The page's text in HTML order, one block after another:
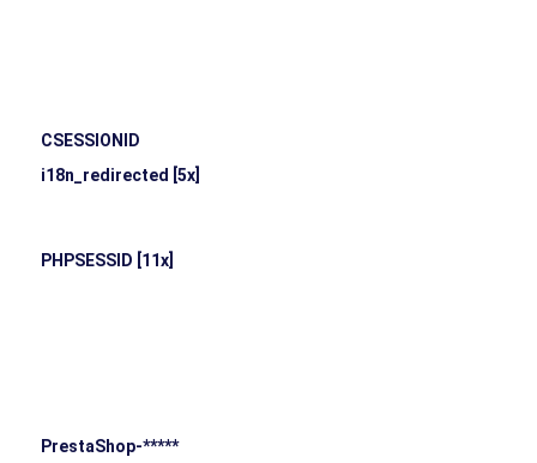
CSESSIONID
i18n_redirected [5x]
PHPSESSID [11x]
PrestaShop-*****